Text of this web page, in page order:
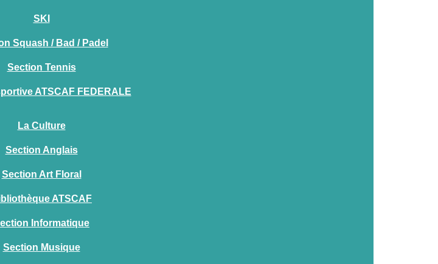
SKI
Squash / Bad / Padel
Section Tennis
ATSCAF FEDERALE
La Culture
Section Anglais
Section Art Floral
ATSCAF
Informatique
Section Musique